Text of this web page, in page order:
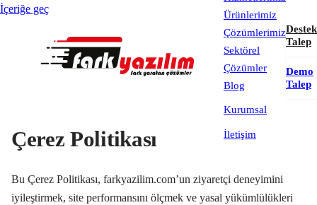
İçeriğe geç
Ürünlerimiz
Çözümlerimiz
Sektörel
Çözümler
Blog
Kurumsal
İletişim
Destek
Talep
Demo
Talep
Çerez Politikası
Bu Çerez Politikası, farkyazilim.com’un ziyaretçi deneyimini
iyileştirmek, site performansını ölçmek ve yasal yükümlülükleri